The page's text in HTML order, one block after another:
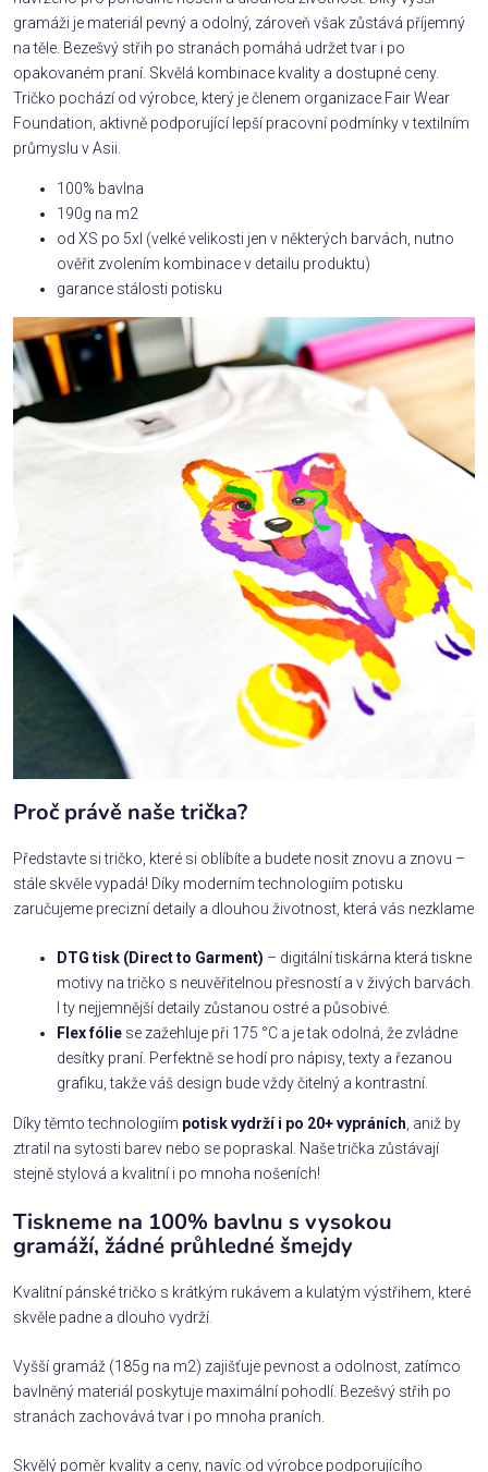
gramáži je materiál pevný a odolný, zároveň však zůstává příjemný
na těle. Bezešvý střih po stranách pomáhá udržet tvar i po
opakovaném praní. Skvělá kombinace kvality a dostupné ceny.
Tričko pochází od výrobce, který je členem organizace Fair Wear
Foundation, aktivně podporující lepší pracovní podmínky v textilním
průmyslu v Asii.
100% bavlna
190g na m2
od XS po 5xl (velké velikosti jen v některých barvách, nutno
ověřit zvolením kombinace v detailu produktu)
garance stálosti potisku
Proč právě naše trička?
Představte si tričko, které si oblíbíte a budete nosit znovu a znovu –
stále skvěle vypadá! Díky moderním technologiím potisku
zaručujeme precizní detaily a dlouhou životnost, která vás nezklame
DTG tisk (Direct to Garment) – digitální tiskárna která tiskne
motivy na tričko s neuvěřitelnou přesností a v živých barvách.
I ty nejjemnější detaily zůstanou ostré a působivé.
Flex fólie se zažehluje při 175 °C a je tak odolná, že zvládne
desítky praní. Perfektně se hodí pro nápisy, texty a řezanou
grafiku, takže váš design bude vždy čitelný a kontrastní.
Díky těmto technologiím potisk vydrží i po 20+ vypráních, aniž by
ztratil na sytosti barev nebo se popraskal. Naše trička zůstávají
stejně stylová a kvalitní i po mnoha nošeních!
Tiskneme na 100% bavlnu s vysokou
gramáží, žádné průhledné šmejdy
Kvalitní pánské tričko s krátkým rukávem a kulatým výstřihem, které
skvěle padne a dlouho vydrží.
Vyšší gramáž (185g na m2) zajišťuje pevnost a odolnost, zatímco
bavlněný materiál poskytuje maximální pohodlí. Bezešvý střih po
stranách zachovává tvar i po mnoha praních.
Skvělý poměr kvality a ceny, navíc od výrobce podporujícího